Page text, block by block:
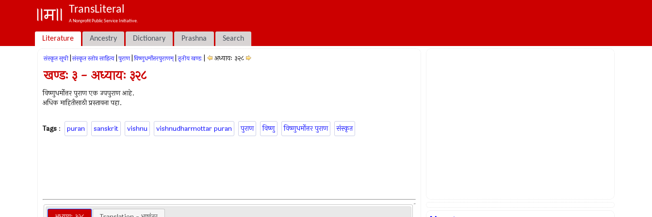
TransLiteral
A Nonprofit Public Service Initiative.
Literature Ancestry Dictionary Prashna Search
संस्कृत सूची संस्कृत स्तोत्र साहित्य पुराण विष्णुधर्मोत्तरपुराणम् तृतीय खण्डः अध्यायः ३२८
खण्डः ३ - अध्यायः ३२८
विष्णुधर्मोत्तर पुराण एक उपपुराण आहे.
अधिक माहितीसाठी प्रस्तावना पहा.
Tags : puran sanskrit vishnu vishnudharmottar puran पुराण विष्णु विष्णुधर्मोत्तर पुराण संस्कृत